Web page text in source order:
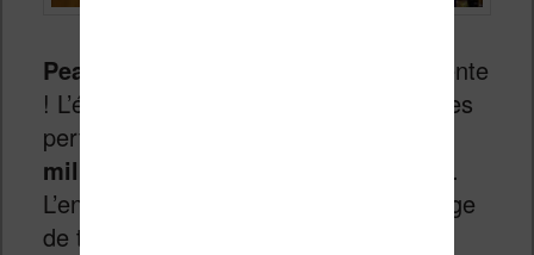
Pearson Publising
est dans la tourmente
! L’éditeur vient en effet d’enregistrer des
pertes incroyables avec plus
milliards de déficit
pour l’année 2016.
L’entreprise doit faire face à un challenge
de taille : se restructurer.